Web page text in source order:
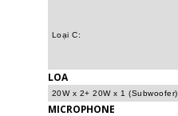
Loại C:
LOA
20W x 2+ 20W x 1 (Subwoofer)
MICROPHONE